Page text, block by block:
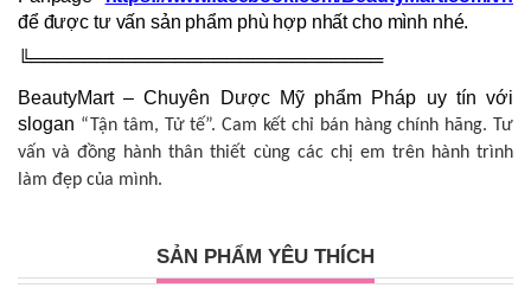
để được tư vấn sản phẩm phù hợp nhất cho mình nhé.
╚═══════════════════════════
BeautyMart – Chuyên Dược Mỹ phẩm Pháp uy tín với
slogan “Tận tâm, Tử tế”. Cam kết chỉ bán hàng chính hãng. Tư
vấn và đồng hành thân thiết cùng các chị em trên hành trình
làm đẹp của mình.
SẢN PHẨM YÊU THÍCH